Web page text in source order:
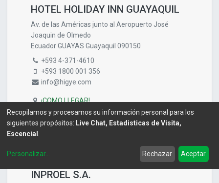
HOTEL HOLIDAY INN GUAYAQUIL
Av. de las Américas junto al Aeropuerto José
Joaquin de Olmedo
Ecuador GUAYAS Guayaquil 090150
+593 4-371-4610
+593 1800 001 356
info@higye.com
¡COMO LLEGAR!
ORGANIZADOR
INPROEL S.A.
Recopilamos y procesamos su información personal para los
siguientes propósitos: Live Chat, Estadisticas de Visita,
Escencial
Personalizar... Rechazar Aceptar